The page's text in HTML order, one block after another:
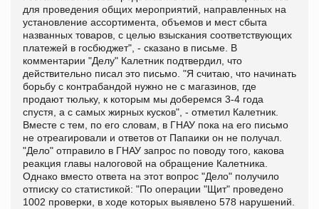
для проведения общих мероприятий, направленных на
установление ассортимента, объемов и мест сбыта
названных товаров, с целью взыскания соответствующих
платежей в госбюджет", - сказано в письме. В
комментарии "Делу" Калетник подтвердил, что
действительно писал это письмо. "Я считаю, что начинать
борьбу с контрабандой нужно не с магазинов, где
продают тюльку, к которым мы доберемся 3-4 года
спустя, а с самых жирных кусков", - отметил Калетник.
Вместе с тем, по его словам, в ГНАУ пока на его письмо
не отреагировали и ответов от Папаики он не получал.
"Дело" отправило в ГНАУ запрос по поводу того, какова
реакция главы налоговой на обращение Калетника.
Однако вместо ответа на этот вопрос "Дело" получило
отписку со статистикой: "По операции "Щит" проведено
1002 проверки, в ходе которых выявлено 578 нарушений.